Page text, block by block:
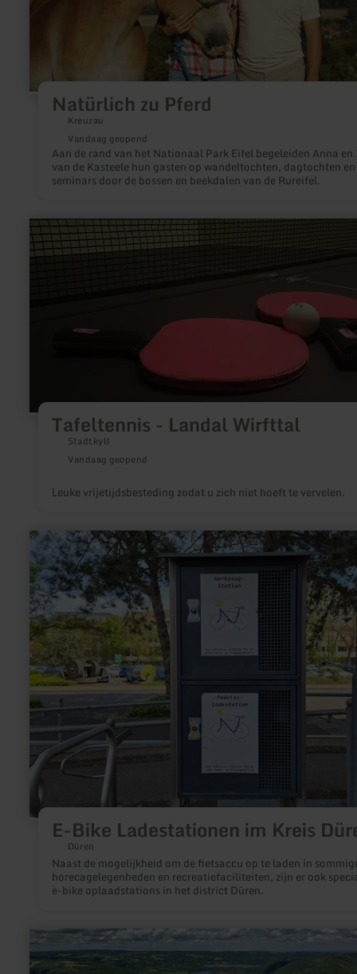
Natürlich zu Pferd
Kreuzau
Vandaag geopend
Aan de rand van het Nationaal Park Eifel begeleiden Anna
van de Kasteele hun gasten op wandeltochten, dagtochten en
seminars door de bossen en beekdalen van de Rureifel.
Tafeltennis - Landal Wirfttal
Stadtkyll
Vandaag geopend
Leuke vrijetijdsbesteding zodat u zich niet hoeft te vervelen.
meer
informatie
over:
E-Bike Ladestationen im Kreis
Düren
Naast de mogelijkheid om de fietsaccu op te laden in
horecagelegenheden en recreatiefaciliteiten, zijn er ook
e-bike oplaadstations in het district Düren.
meer
informatie
over:
E-
Bike
Ladestationen
im
Kreis
Düren
meer
over: